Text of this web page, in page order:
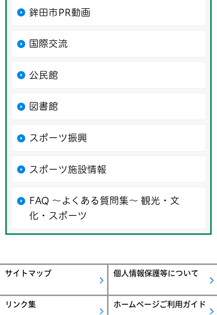
鉾田市PR動画
国際交流
公民館
図書館
スポーツ振興
スポーツ施設情報
FAQ ～よくある質問集～ 観光・文
化・スポーツ
サイトマップ 個人情報保護等について
リンク集 ホームページご利用ガイド